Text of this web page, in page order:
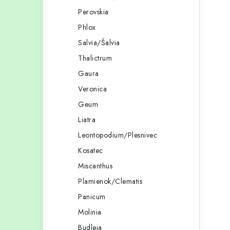
Perovskia
Phlox
Salvia/Šalvia
Thalictrum
Gaura
Veronica
Geum
Liatra
Leontopodium/Plesnivec
Kosatec
Miscanthus
Plamienok/Clematis
Panicum
Molinia
Budleja